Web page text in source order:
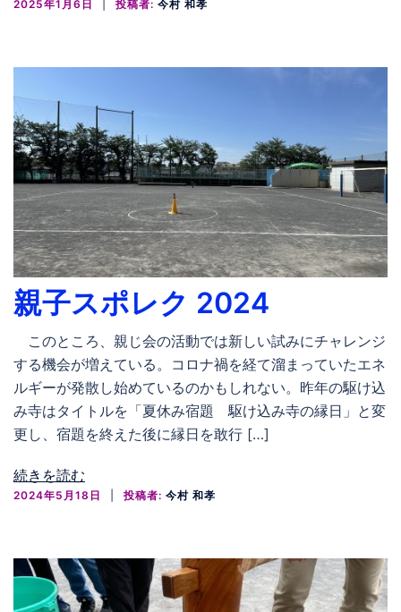
2025年1月6日 投稿者: 今村 和孝
親子スポレク 2024
このところ、親じ会の活動では新しい試みにチャレンジ
する機会が増えている。コロナ禍を経て溜まっていたエネ
ルギーが発散し始めているのかもしれない。昨年の駆け込
み寺はタイトルを「夏休み宿題 駆け込み寺の縁日」と変
更し、宿題を終えた後に縁日を敢行 […]
続きを読む
2024年5月18日 投稿者: 今村 和孝